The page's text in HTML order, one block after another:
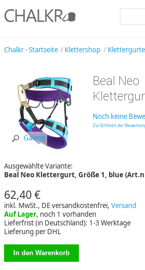
Chalkr - Startseite Klettershop Klettergurte
Galerie
Beal Neo
Noch keine
Zur Echtheit der
Ausgewählte Variante:
Beal Neo Klettergurt, Größe 1, blue
62,40 €
inkl. MwSt., DE versandkostenfrei, Versand
Auf Lager, noch 1 vorhanden
Lieferfrist (in Deutschland): 1-3 Werktage
Lieferung per DHL